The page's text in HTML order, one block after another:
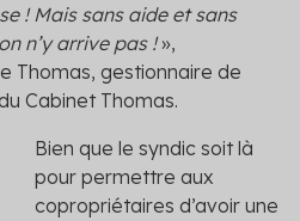
! Mais sans aide et sans
n’y arrive pas !»,
Thomas, gestionnaire de
Cabinet Thomas.
Bien que le syndic soit là
pour permettre aux
copropriétaires d’avoir une